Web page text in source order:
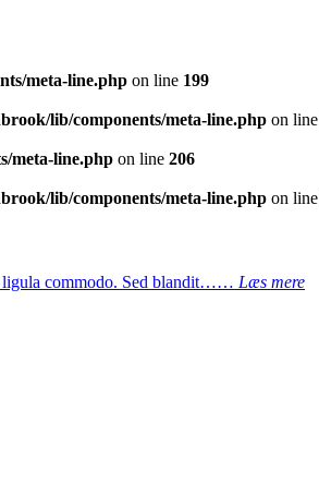
meta-line.php on line 199
lib/components/meta-line.php on line
meta-line.php on line 206
lib/components/meta-line.php on line
ligula commodo. Sed blandit…… Læs mere